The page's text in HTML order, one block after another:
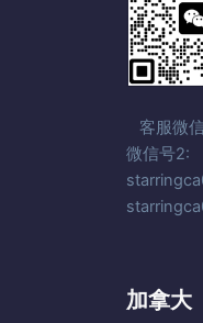
客服
微信号2:
加拿大